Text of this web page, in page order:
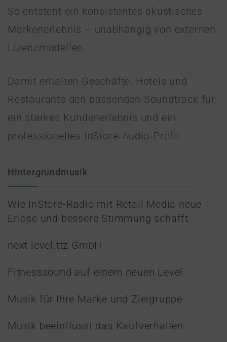
So entsteht ein konsistentes akustisches
Markenerlebnis – unabhängig von externen
Lizenzmodellen.
Damit erhalten Geschäfte, Hotels und
Restaurants den passenden Soundtrack für
ein starkes Kundenerlebnis und ein
professionelles InStore‑Audio‑Profil.
Hintergrundmusik
Wie InStore-Radio mit Retail Media neue
Erlöse und bessere Stimmung schafft
next level.ttz GmbH
Fitnesssound auf einem neuen Level
Musik für Ihre Marke und Zielgruppe
Musik beeinflusst das Kaufverhalten